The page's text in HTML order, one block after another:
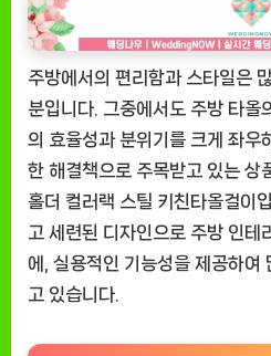
주방에서의 편리함과 스타일은
분입니다. 그중에서도 주방 타올
의 효율성과 분위기를 크게 좌우
한 해결책으로 주목받고 있는 상
홀더 컬러랙 스틸 키친타올걸이
고 세련된 디자인으로 주방 인테
에, 실용적인 기능성을 제공하여
고 있습니다.